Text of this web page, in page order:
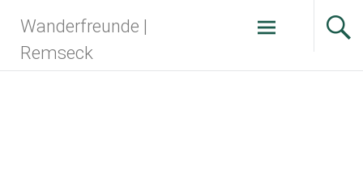
Inhalt
springen
Wanderfreunde |
Remseck